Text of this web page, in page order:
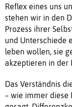
Reflex eines uns
stehen wir in den
Prozess ihrer
und Unterschiede
leben wollen, sie
akzeptieren in der
Das Verständnis
– wie immer diese